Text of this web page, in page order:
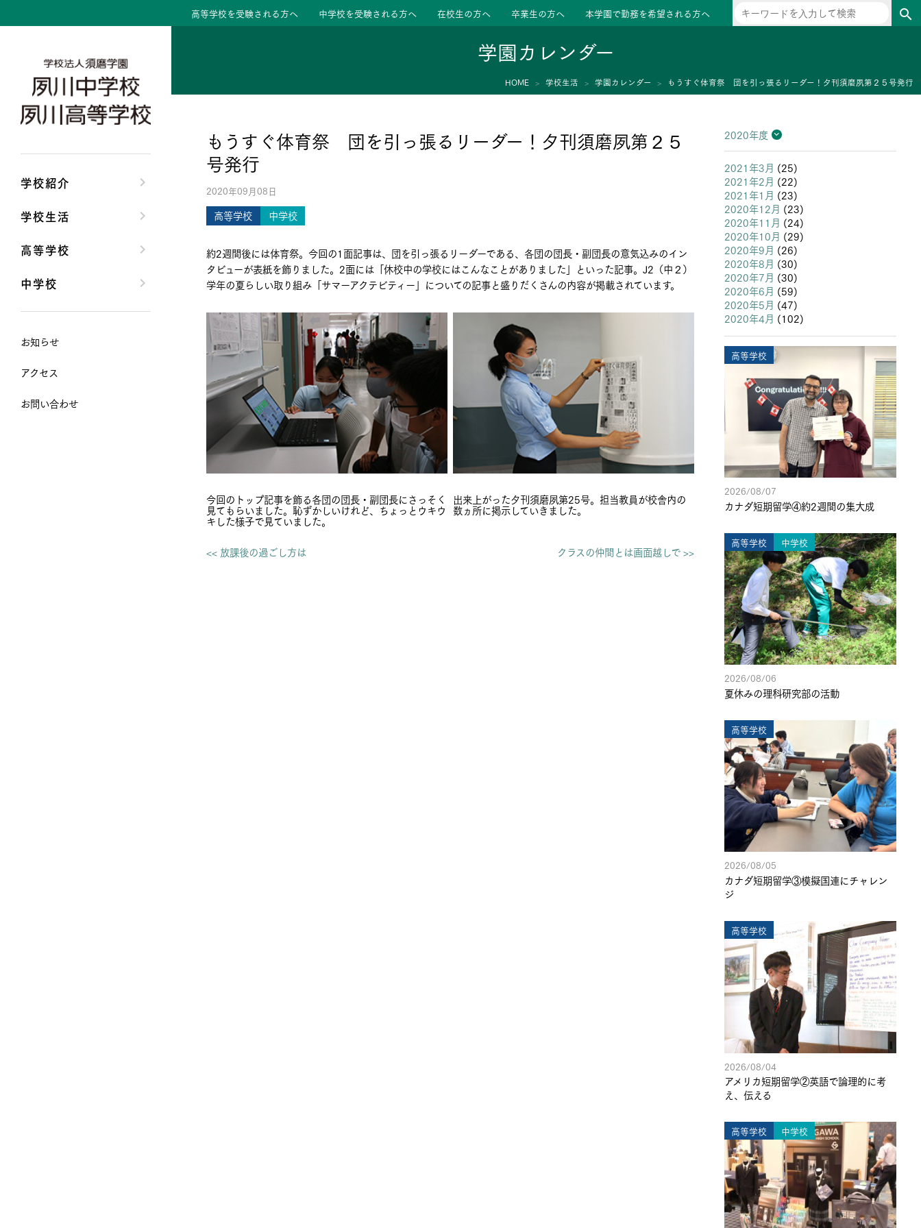
高等学校を受験される方へ 中学校を受験される方へ 在校生の方へ 卒業生の方へ 本学園で勤務を希望される方へ search
学園カレンダー
HOME 学校生活 学園カレンダー もうすぐ体育祭 団を引っ張るリーダー！夕刊須磨夙第２５号発行
もうすぐ体育祭 団を引っ張るリーダー！夕刊須磨夙第２５
号発行
2020年09月08日
高等学校 中学校
約2週間後には体育祭。今回の1面記事は、団を引っ張るリーダーである、各団の団長・副団長の意気込みのイン
タビューが表紙を飾りました。2面には「休校中の学校にはこんなことがありました」といった記事。J2（中２）
学年の夏らしい取り組み「サマーアクテビティー」についての記事と盛りだくさんの内容が掲載されています。
今回のトップ記事を飾る各団の団長・副団長にさっそく
見てもらいました。恥ずかしいけれど、ちょっとウキウ
キした様子で見ていました。
出来上がった夕刊須磨夙第25号。担当教員が校舎内の
数ヵ所に掲示していきました。
<< 放課後の過ごし方は クラスの仲間とは画面越しで >>
2020年度
2026年度
2025年度
2024年度
2023年度
2022年度
2021年度
2020年度
2019年度
2018年度
2017年度
2016年度
2015年度
2014年度
2013年度
2021年3月 (25)
2021年2月 (22)
2021年1月 (23)
2020年12月 (23)
2020年11月 (24)
2020年10月 (29)
2020年9月 (26)
2020年8月 (30)
2020年7月 (30)
2020年6月 (59)
2020年5月 (47)
2020年4月 (102)
高等学校
2026/08/07
カナダ短期留学④約2週間の集大成
高等学校 中学校
2026/08/06
夏休みの理科研究部の活動
高等学校
2026/08/05
カナダ短期留学③模擬国連にチャレン
ジ
高等学校
2026/08/04
アメリカ短期留学②英語で論理的に考
え、伝える
高等学校 中学校
学校紹介
学校生活
高等学校
中学校
お知らせ
アクセス
お問い合わせ
安心して任せられる学校
沿革
施設・設備
大学合格実績
夙川ブログ
制服紹介
夙川カレンダー
高校の教育方針／特色
特進コース／進学コース
年間行事
先輩たちの声・生徒たちの声
中学校の教育方針／特色
Aコース／Bコース
年間行事
先輩たちの声・生徒たちの声